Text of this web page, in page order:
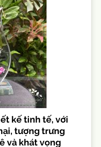
kế tinh tế, với
tượng trưng
và khát vọng